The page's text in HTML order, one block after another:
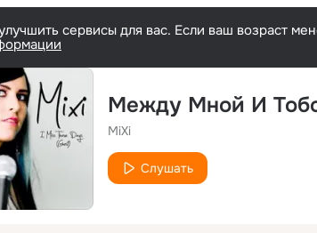
сервисы для вас. Если ваш возраст
Между Мной И
MiXi
Слушать